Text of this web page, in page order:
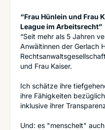
“Frau Hünlein und Frau
League im Arbeitsrecht”
“Seit mehr als 5 Jahren
Anwältinnen der Gerlach
und Frau Kaiser.
Ich schätze ihre
ihre Fähigkeiten
inklusive ihrer
Und: es "menschelt"